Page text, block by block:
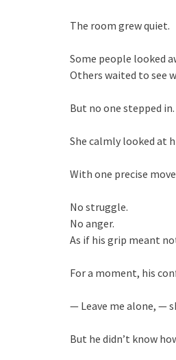
The room grew quiet.
Some people looked
Others waited to see
But no one stepped in.
She calmly looked at
With one precise
No struggle.
No anger.
As if his grip meant
For a moment, his
— Leave me alone, —
But he didn’t know